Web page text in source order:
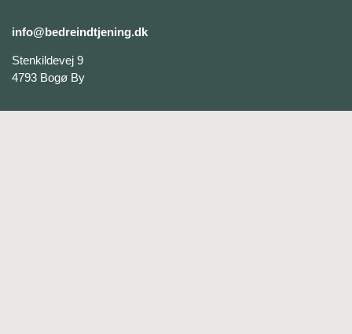
info@bedreindtjening.dk
Stenkildevej 9
4793 Bogø By